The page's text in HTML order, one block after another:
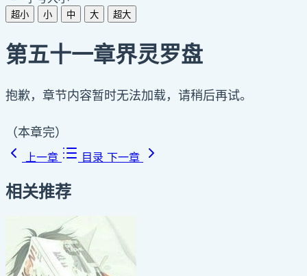
超小 小 中 大 超大
第五十一章界灵罗盘
抱歉，章节内容暂时无法加载，请稍后再试。
（本章完）
上一章 目录 下一章
相关推荐